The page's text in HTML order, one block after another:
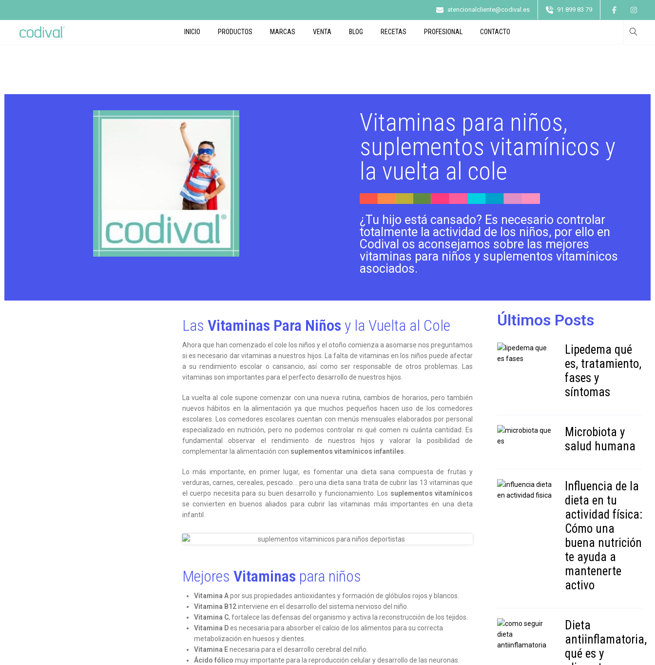
atencionalcliente@codival.es 91 899 83 79
INICIO PRODUCTOS MARCAS VENTA BLOG RECETAS PROFESIONAL CONTACTO
Vitaminas para niños,
suplementos vitamínicos y
la vuelta al cole
¿Tu hijo está cansado? Es necesario controlar
totalmente la actividad de los niños, por ello en
Codival os aconsejamos sobre las mejores
vitaminas para niños y suplementos vitamínicos
asociados.
Las Vitaminas Para Niños y la Vuelta al Cole
Ahora que han comenzado el cole los niños y el otoño comienza a asomarse nos preguntamos
si es necesario dar vitaminas a nuestros hijos. La falta de vitaminas en los niños puede afectar
a su rendimiento escolar o cansancio, así como ser responsable de otros problemas. Las
vitaminas son importantes para el perfecto desarrollo de nuestros hijos.
La vuelta al cole supone comenzar con una nueva rutina, cambios de horarios, pero también
nuevos hábitos en la alimentación ya que muchos pequeños hacen uso de los comedores
escolares. Los comedores escolares cuentan con menús mensuales elaborados por personal
especializado en nutrición, pero no podemos controlar ni qué comen ni cuánta cantidad. Es
fundamental observar el rendimiento de nuestros hijos y valorar la posibilidad de
complementar la alimentación con suplementos vitamínicos infantiles
Lo más importante, en primer lugar, es fomentar una dieta sana compuesta de frutas y
verduras, carnes, cereales, pescado… pero una dieta sana trata de cubrir las 13 vitaminas que
el cuerpo necesita para su buen desarrollo y funcionamiento. Los suplementos vitamínicos
se convierten en buenos aliados para cubrir las vitaminas más importantes en una dieta
infantil.
Mejores Vitaminas para niños
Vitamina Apor sus propiedades antioxidantes y formación de glóbulos rojos y blancos.
Vitamina B12interviene en el desarrollo del sistema nervioso del niño.
Vitamina C, fortalece las defensas del organismo y activa la reconstrucción de los tejidos.
Vitamina Des necesaria para absorber el calcio de los alimentos para su correcta
metabolización en huesos y dientes.
Vitamina Enecesaria para el desarrollo cerebral del niño.
Ácido fólico muy importante para la reproducción celular y desarrollo de las neuronas.
Últimos Posts
Lipedema qué
es, tratamiento,
fases y
síntomas
Microbiota y
salud humana
Influencia de la
dieta en tu
actividad física:
Cómo una
buena nutrición
te ayuda a
mantenerte
activo
Dieta
antiinflamatoria,
qué es y